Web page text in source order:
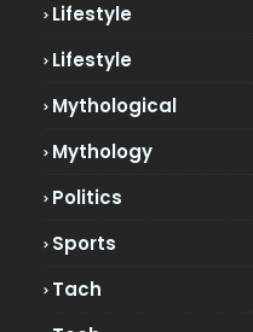
Lifestyle
Lifestyle
Mythological
Mythology
Politics
Sports
Tach